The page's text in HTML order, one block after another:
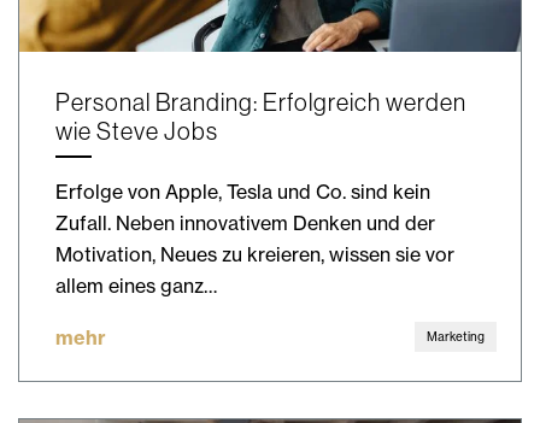
Personal Branding: Erfolgreich werden
wie Steve Jobs
Erfolge von Apple, Tesla und Co. sind kein
Zufall. Neben innovativem Denken und der
Motivation, Neues zu kreieren, wissen sie vor
allem eines ganz…
mehr Marketing